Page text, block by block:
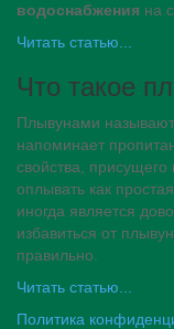
водоснабжения на
Читать статью...
Что такое
Плывунами
напоминает
свойства,
оплывать как
иногда является
избавиться от
правильно.
Читать статью...
Политика